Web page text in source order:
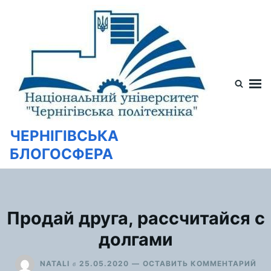
содержимому
ЧЕРНІГІВСЬКА
БЛОГОСФЕРА
Продай друга, рассчитайся с
долгами
NATALI в 25.05.2020 ОСТАВИТЬ КОММЕНТАРИЙ